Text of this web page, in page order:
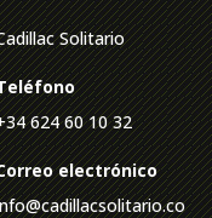
Solitario
624 60 10 32
electrónico